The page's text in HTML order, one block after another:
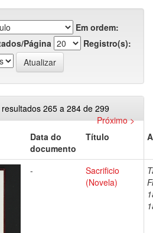
Em ordem:
Página
Registro(s):
265 a 284 de 299
Próximo >
Data do
documento
Título
-
Sacrificio
(Novela)